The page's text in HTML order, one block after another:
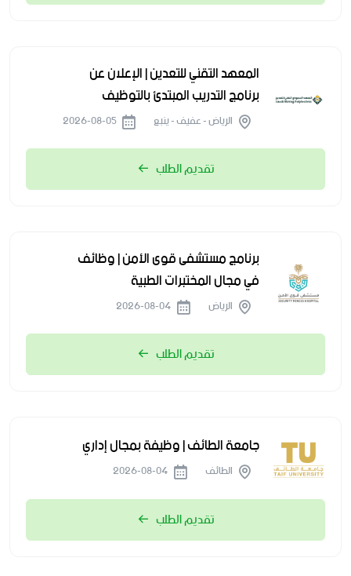
المعهد التقني للتعدين | الإعلان عن
برنامج التدريب المبتدئ بالتوظيف
الرياض - عفيف - ينبع
تقديم الطلب
برنامج مستشفى قوى الأمن | وظائف
في مجال المختبرات الطبية
الرياض
تقديم الطلب
جامعة الطائف | وظيفة بمجال إداري
الطائف
تقديم الطلب